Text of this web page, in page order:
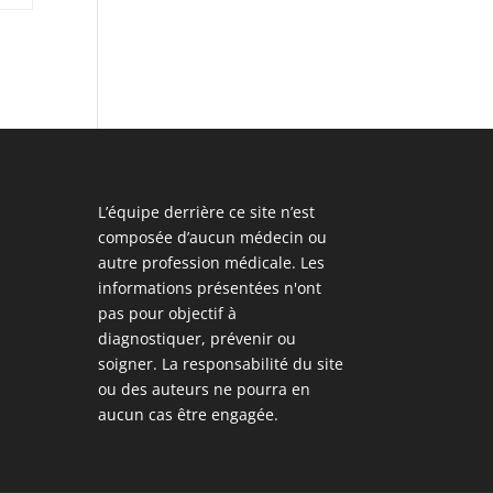
L’équipe derrière ce site n’est
composée d’aucun médecin ou
autre profession médicale. Les
informations présentées n'ont
pas pour objectif à
diagnostiquer, prévenir ou
soigner. La responsabilité du site
ou des auteurs ne pourra en
aucun cas être engagée.